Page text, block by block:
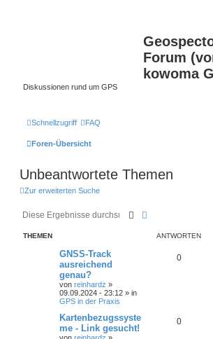
Forum
kowoma
Diskussionen rund um GPS
Schnellzugriff FAQ
Foren-Übersicht
Unbeantwortete Themen
Zur erweiterten Suche
Suche
THEMEN ANTWORTEN
GNSS-Track
ausreichend
genau?
von reinhardz »
09.09.2024 - 23:12 » in
GPS in der Praxis
0
Kartenbezugssyste
me - Link gesucht!
0